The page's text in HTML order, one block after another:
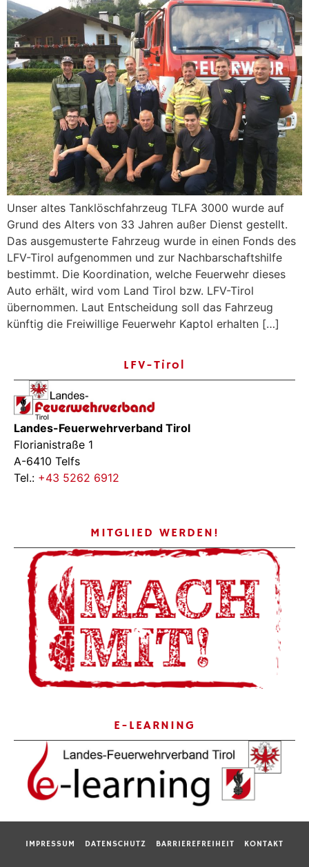
Unser altes Tanklöschfahrzeug TLFA 3000 wurde auf
Grund des Alters von 33 Jahren außer Dienst gestellt.
Das ausgemusterte Fahrzeug wurde in einen Fonds des
LFV-Tirol aufgenommen und zur Nachbarschaftshilfe
bestimmt. Die Koordination, welche Feuerwehr dieses
Auto erhält, wird vom Land Tirol bzw. LFV-Tirol
übernommen. Laut Entscheidung soll das Fahrzeug
künftig die Freiwillige Feuerwehr Kaptol erhalten […]
LFV-Tirol
Landes-Feuerwehrverband Tirol
Florianistraße 1
A-6410 Telfs
Tel.: +43 5262 6912
MITGLIED WERDEN!
E-LEARNING
IMPRESSUM DATENSCHUTZ BARRIEREFREIHEIT KONTAKT